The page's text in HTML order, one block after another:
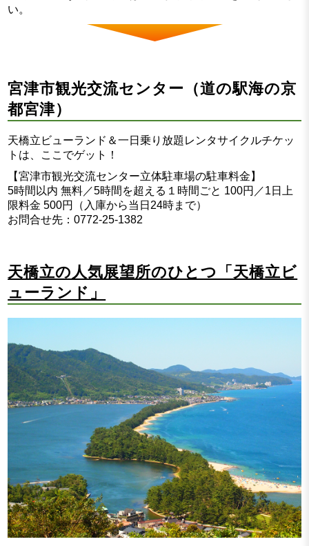
い。
宮津市観光交流センター（道の駅海の京
都宮津）
天橋立ビューランド＆一日乗り放題レンタサイクルチケッ
トは、ここでゲット！
【宮津市観光交流センター立体駐車場の駐車料金】
5時間以内 無料／5時間を超える１時間ごと 100円／1日上
限料金 500円（入庫から当日24時まで）
お問合せ先：0772-25-1382
天橋立の人気展望所のひとつ「天橋立ビ
ューランド」